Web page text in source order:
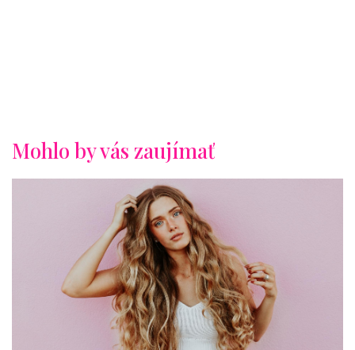
Mohlo by vás zaujímať